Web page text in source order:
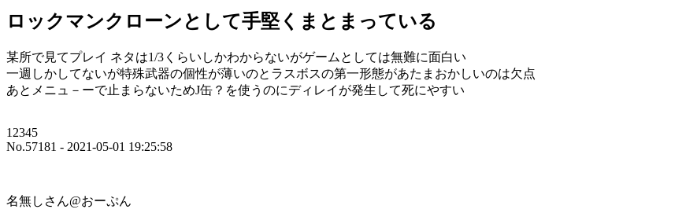
ロックマンクローンとして手堅くまとまっている
某所で見てプレイ ネタは1/3くらいしかわからないがゲームとしては無難に面白い
一週しかしてないが特殊武器の個性が薄いのとラスボスの第一形態があたまおかしいのは欠点
あとメニュ－ーで止まらないためJ缶？を使うのにディレイが発生して死にやすい
12345
No.57181 - 2021-05-01 19:25:58
名無しさん@おーぷん